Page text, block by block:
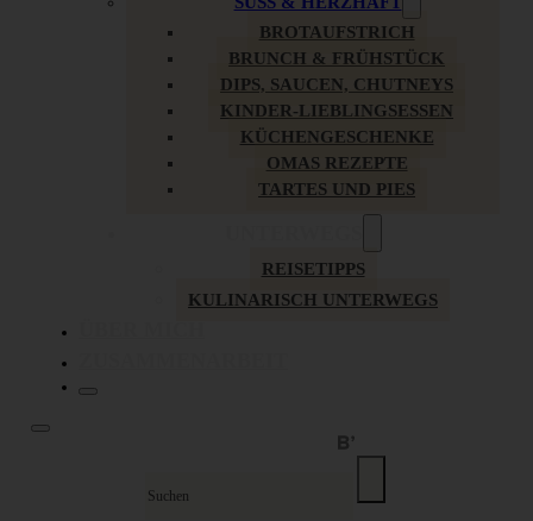
BROTAUFSTRICH
BRUNCH & FRÜHSTÜCK
DIPS, SAUCEN, CHUTNEYS
KINDER-LIEBLINGSESSEN
KÜCHENGESCHENKE
OMAS REZEPTE
TARTES UND PIES
REISETIPPS
KULINARISCH UNTERWEGS